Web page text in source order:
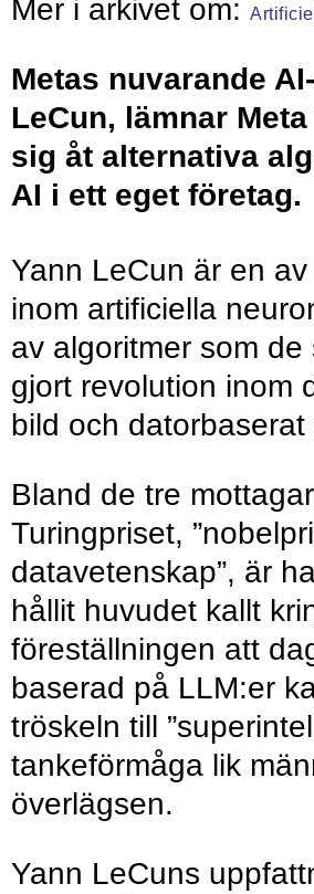
Metas nuvarande
LeCun, lämnar
sig åt alternativa
AI i ett eget företag.
Yann LeCun är en
inom artificiella
av algoritmer som de
gjort revolution inom
bild och datorbaserat
Bland de tre
Turingpriset,
datavetenskap”, är
hållit huvudet kallt
föreställningen att
baserad på LLM:er
tröskeln till
tankeförmåga lik
överlägsen.
Yann LeCuns